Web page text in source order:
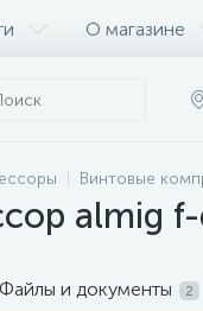
О магазине
Винтовые
almig
Файлы и документы 2